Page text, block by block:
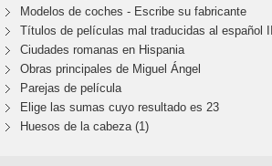
Modelos de coches - Escribe su fabricante
Títulos de películas mal traducidas al español II
Ciudades romanas en Hispania
Obras principales de Miguel Ángel
Parejas de película
Elige las sumas cuyo resultado es 23
Huesos de la cabeza (1)